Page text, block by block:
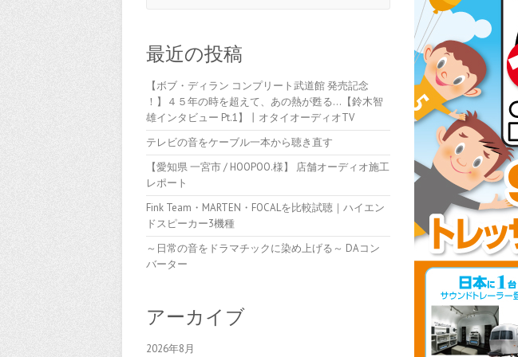
最近の投稿
【ボブ・ディラン コンプリート武道館 発売記念
！】４５年の時を超えて、あの熱が甦る…【鈴木智
雄インタビュー Pt.1】丨オタイオーディオTV
テレビの音をケーブル一本から聴き直す
【愛知県 一宮市 / HOOPOO.様】 店舗オーディオ施工
レポート
Fink Team・MARTEN・FOCALを比較試聴｜ハイエン
ドスピーカー3機種
～日常の音をドラマチックに染め上げる～ DAコン
バーター
アーカイブ
2026年8月